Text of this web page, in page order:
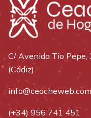
C/ Avenida Tio Pepe,
(Cádiz)
info@ceacheweb.com
(+34) 956 741 451